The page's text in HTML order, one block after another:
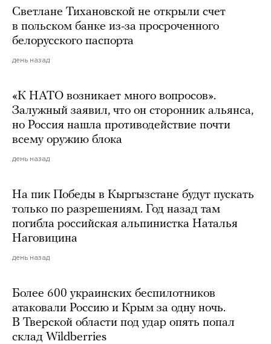
Светлане Тихановской не открыли счет
в польском банке из-за просроченного
белорусского паспорта
день назад
«К НАТО возникает много вопросов».
Залужный заявил, что он сторонник альянса,
но Россия нашла противодействие почти
всему оружию блока
день назад
На пик Победы в Кыргызстане будут пускать
только по разрешениям. Год назад там
погибла российская альпинистка Наталья
Наговицина
день назад
Более 600 украинских беспилотников
атаковали Россию и Крым за одну ночь.
В Тверской области под удар опять попал
склад Wildberries